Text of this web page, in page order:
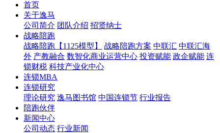
首页
关于逸马
公司简介 团队介绍 招贤纳士
战略陪跑
战略陪跑【1125模型】
战略陪跑方案 中联汇 中联汇海
外 产教融合 数智化商业运营中心 投资赋能 政企赋能 连
锁财税 科技产业化中心
连锁MBA
连锁研究
理论研究 逸马图书馆 中国连锁节 行业报告
陪跑伙伴
新闻中心
公司动态 行业新闻